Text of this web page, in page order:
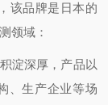
该品牌是日本的
领域：
淀深厚，产品以
、生产企业等场